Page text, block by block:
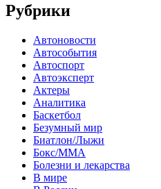
Рубрики
Автоновости
Автособытия
Автоспорт
Автоэксперт
Актеры
Аналитика
Баскетбол
Безумный мир
Биатлон/Лыжи
Бокс/MMA
Болезни и лекарства
В мире